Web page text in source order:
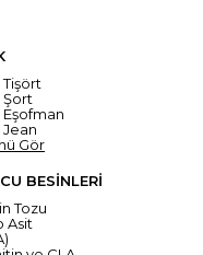
Şort
Gör
BESİNLERİ
Tozu
Asit